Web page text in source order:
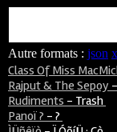
Autre formats : json
Class Of Miss
Rajput & The Sepoy -
Rudiments - Trash
Panoï ? - ?